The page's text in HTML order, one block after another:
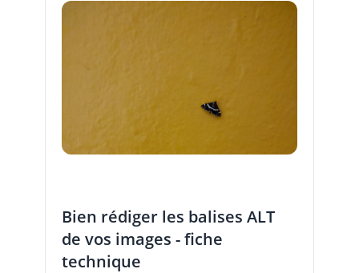
Bien rédiger les balises ALT
de vos images - fiche
technique